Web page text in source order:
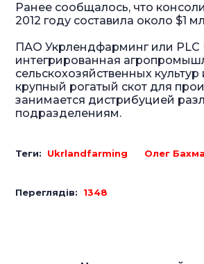
Ранее сообщалось, что
2012 году составила около $1
ПАО Укрлендфарминг или PLC
интегрированная
сельскохозяйственных
крупный рогатый скот для
занимается дистрибуцией
подразделениям.
Теги: Ukrlandfarming Олег
Переглядів: 1348